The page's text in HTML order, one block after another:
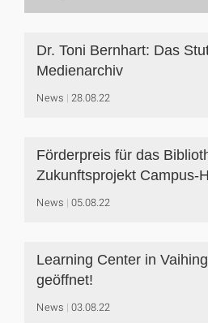
Dr. Toni Bernhart: Das
Medienarchiv
News 28.08.22
Förderpreis für das
Zukunftsprojekt Campus-
News 05.08.22
Learning Center in
geöffnet!
News 03.08.22